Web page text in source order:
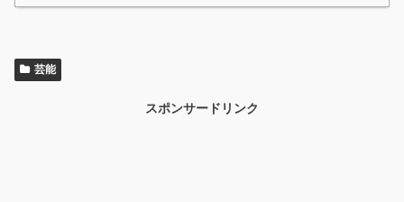
芸能
スポンサードリンク